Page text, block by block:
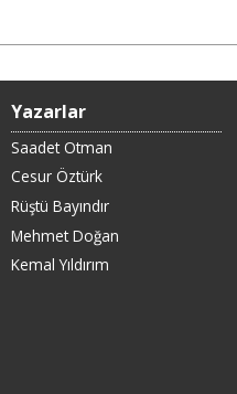
Yazarlar
Saadet Otman
Cesur Öztürk
Rüştü Bayındır
Mehmet Doğan
Kemal Yıldırım